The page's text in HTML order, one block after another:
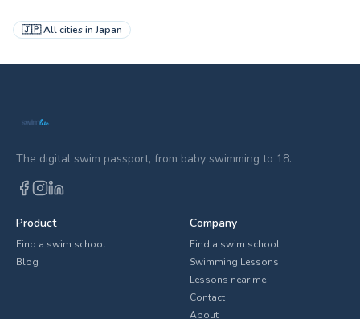
🇯🇵All cities in Japan
The digital swim passport, from baby swimming to 18.
Product
Find a swim school
Blog
Company
Find a swim school
Swimming Lessons
Lessons near me
Contact
About